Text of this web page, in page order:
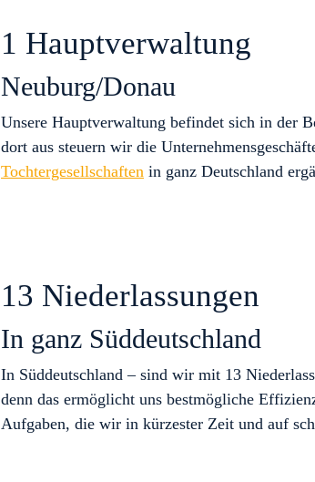
1 Hauptverwaltung
Neuburg/Donau
Unsere Hauptverwaltung befindet sich in der
dort aus steuern wir die
Tochtergesellschaften in ganz Deutschland
13 Niederlassungen
In ganz Süddeutschland
In Süddeutschland – sind wir mit 13
denn das ermöglicht uns bestmögliche
Aufgaben, die wir in kürzester Zeit und auf